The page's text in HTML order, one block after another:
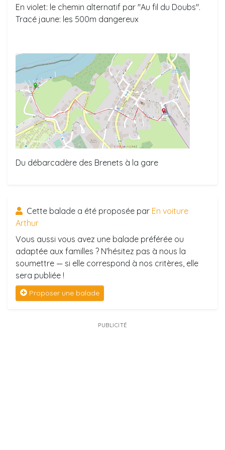
En violet: le chemin alternatif par "Au fil du Doubs".
Tracé jaune: les 500m dangereux
Du débarcadère des Brenets à la gare
Cette balade a été proposée par En voiture
Arthur
Vous aussi vous avez une balade préférée ou
adaptée aux familles ? N'hésitez pas à nous la
soumettre — si elle correspond à nos critères, elle
sera publiée !
Proposer une balade
PUBLICITÉ